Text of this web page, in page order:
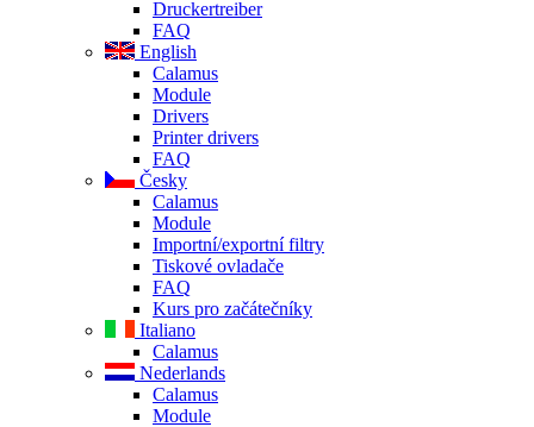
Druckertreiber
FAQ
English
Calamus
Module
Drivers
Printer drivers
FAQ
Česky
Calamus
Module
Importní/exportní filtry
Tiskové ovladače
FAQ
Kurs pro začátečníky
Italiano
Calamus
Nederlands
Calamus
Module